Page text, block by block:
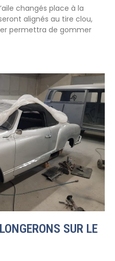
changés place à la
alignés au tire clou,
permettra de gommer
SUR LE